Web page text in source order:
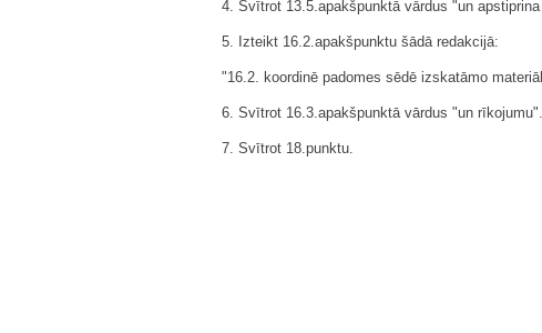
4. Svītrot 13.5.apakšpunktā vārdus "un
5. Izteikt 16.2.apakšpunktu šādā redakcijā:
"16.2. koordinē padomes sēdē izskatāmo
6. Svītrot 16.3.apakšpunktā vārdus "un rīkojumu".
7. Svītrot 18.punktu.